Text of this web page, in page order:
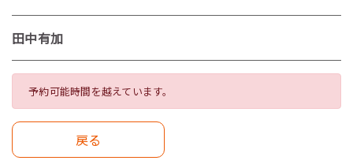
田中有加
予約可能時間を越えています。
戻る